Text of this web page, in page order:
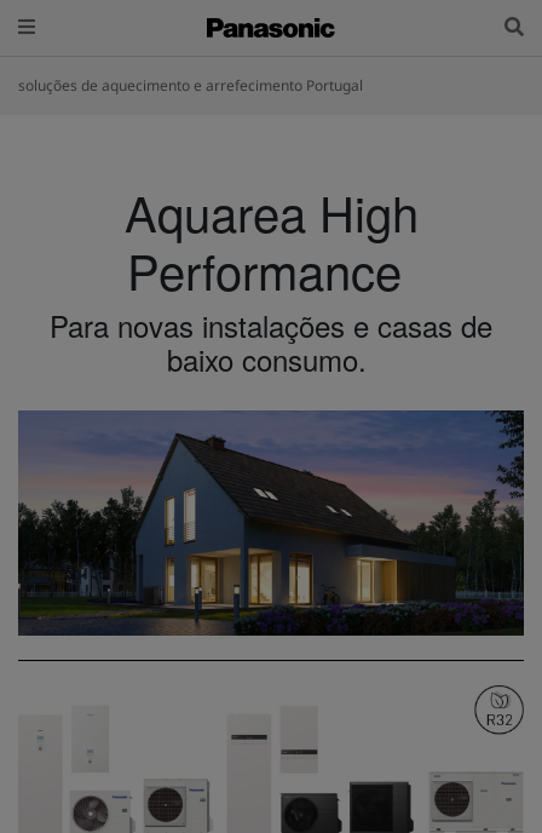
soluções de aquecimento e arrefecimento Portugal
Aquarea High
Performance
Para novas instalações e casas de
baixo consumo.